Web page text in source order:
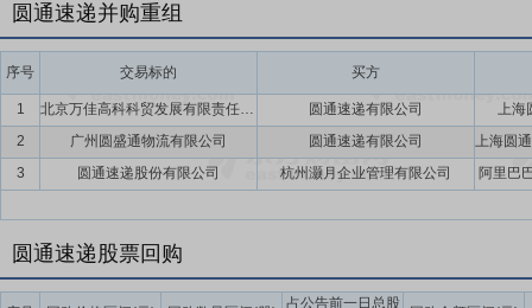
圆通速递并购重组
序号 交易标的 买方
1 北京万佳高科科贸发展有限责任公司 圆通速递有限公司
上海
2
广州圆盛通物流有限公司
圆通速递有限公司
3
圆通速递股份有限公司 杭州灏月企业管理有限公司 阿里巴
圆通速递股票回购
占公告前一日总股